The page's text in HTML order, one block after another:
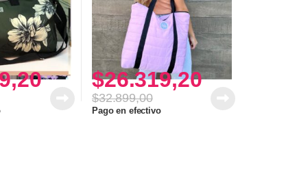
$26.319,20
$32.899,00
Pago en efectivo